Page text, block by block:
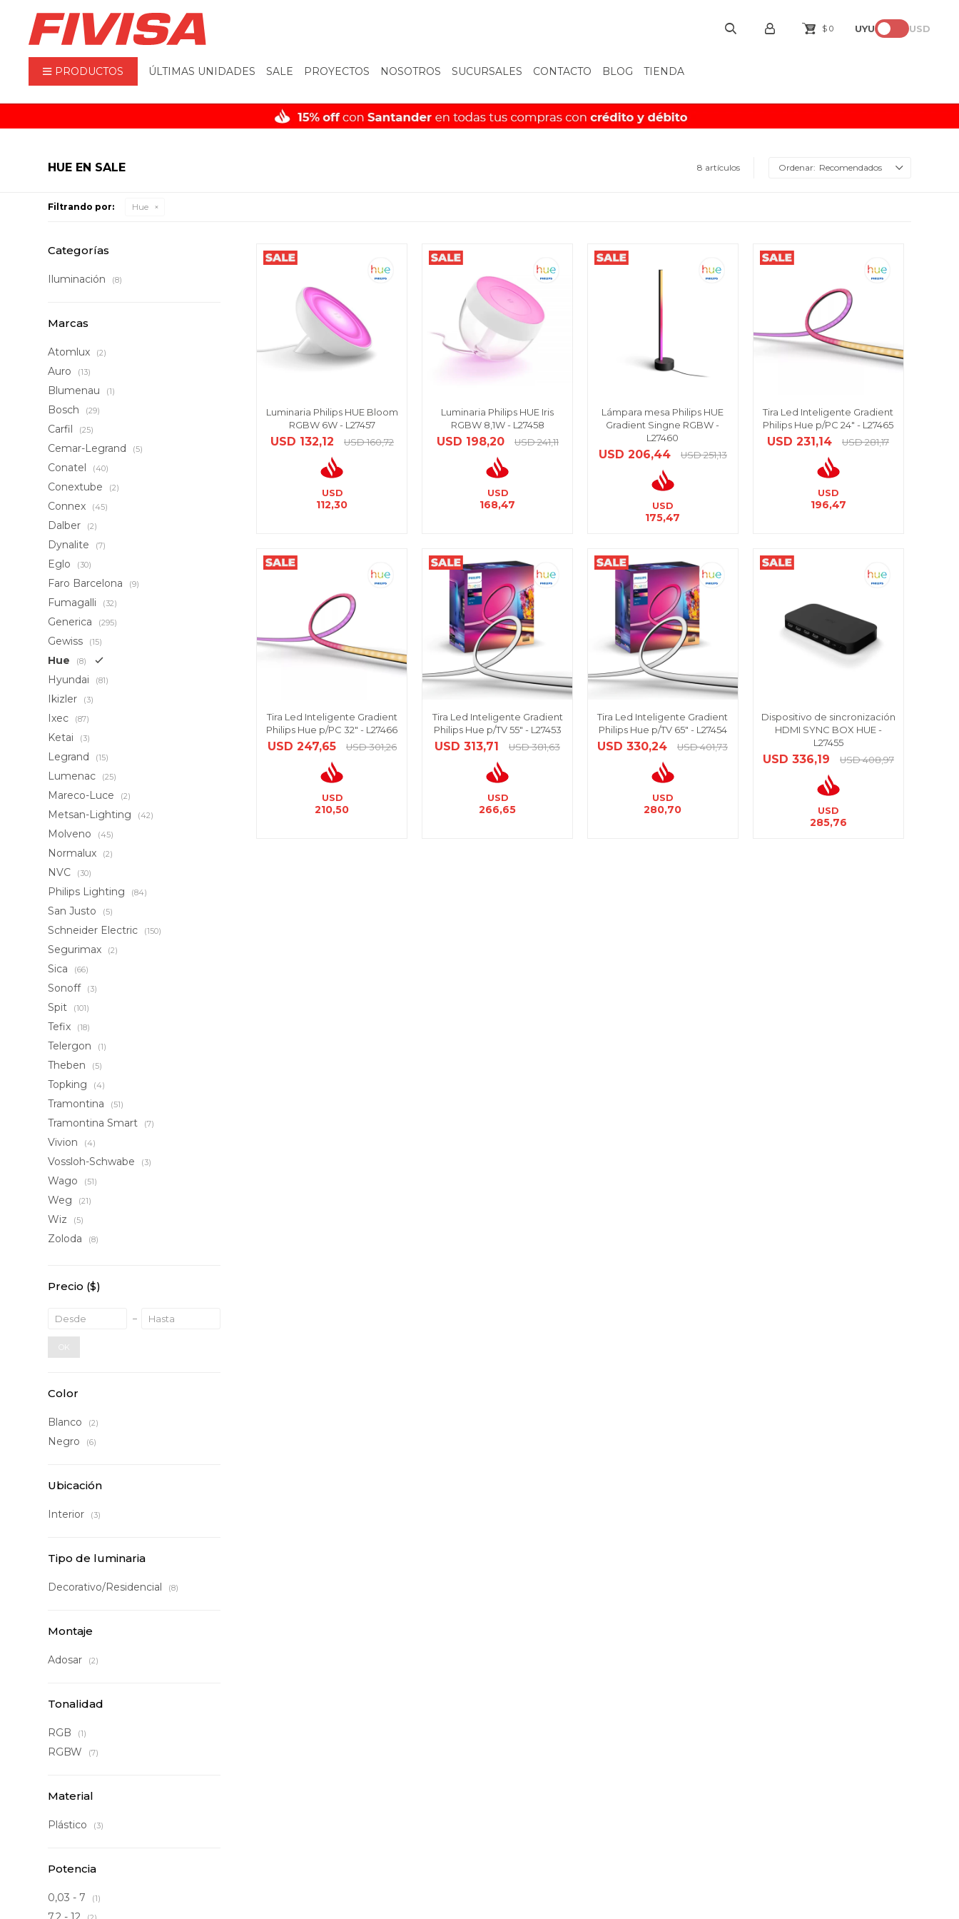
PRODUCTOS ÚLTIMAS UNIDADES SALE PROYECTOS NOSOTROS SUCURSALES CONTACTO BLOG TIENDA
$ 0 UYU USD
HUE EN SALE 8 artículos Recomendados
Filtrando por: Hue
Luminaria Philips HUE Bloom
RGBW 6W - L27457
USD 132,12 USD 160,72
USD
112,30
Luminaria Philips HUE Iris
RGBW 8,1W - L27458
USD 198,20 USD 241,11
USD
168,47
Lámpara mesa Philips HUE
Gradient Singne RGBW -
L27460
USD 206,44 USD 251,13
USD
175,47
Tira Led Inteligente Gradient
Philips Hue p/PC 24" - L27465
USD 231,14 USD 281,17
USD
196,47
Tira Led Inteligente Gradient
Philips Hue p/PC 32" - L27466
USD 247,65 USD 301,26
USD
210,50
Tira Led Inteligente Gradient
Philips Hue p/TV 55" - L27453
USD 313,71 USD 381,63
USD
266,65
Tira Led Inteligente Gradient
Philips Hue p/TV 65" - L27454
USD 330,24 USD 401,73
USD
280,70
Dispositivo de sincronización
HDMI SYNC BOX HUE -
L27455
USD 336,19 USD 408,97
USD
285,76
Categorías
Iluminación (8)
Marcas
Atomlux (2)
Auro (13)
Blumenau (1)
Bosch (29)
Carfil (25)
Cemar-Legrand (5)
Conatel (40)
Conextube (2)
Connex (45)
Dalber (2)
Dynalite (7)
Eglo (30)
Faro Barcelona (9)
Fumagalli (32)
Generica (295)
Gewiss (15)
Hue (8)
Hyundai (81)
Ikizler (3)
Ixec (87)
Ketai (3)
Legrand (15)
Lumenac (25)
Mareco-Luce (2)
Metsan-Lighting (42)
Molveno (45)
Normalux (2)
NVC (30)
Philips Lighting (84)
San Justo (5)
Schneider Electric (150)
Segurimax (2)
Sica (66)
Sonoff (3)
Spit (101)
Tefix (18)
Telergon (1)
Theben (5)
Topking (4)
Tramontina (51)
Tramontina Smart (7)
Vivion (4)
Vossloh-Schwabe (3)
Wago (51)
Weg (21)
Wiz (5)
Zoloda (8)
Precio ($)
OK
Color
Blanco (2)
Negro (6)
Ubicación
Interior (3)
Tipo de luminaria
Decorativo/Residencial (8)
Montaje
Adosar (2)
Tonalidad
RGB (1)
RGBW (7)
Material
Plástico (3)
Potencia
0,03 - 7 (1)